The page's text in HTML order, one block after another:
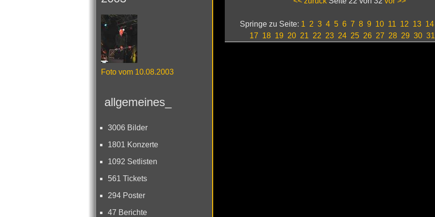
Foto vom 10.08.2003
allgemeines_
3006 Bilder
1801 Konzerte
1092 Setlisten
561 Tickets
294 Poster
47 Berichte
Springe zu Seite: 1 2 3 4 5 6 7 8 9 10 11 12 13 14
17 18 19 20 21 22 23 24 25 26 27 28 29 30 31